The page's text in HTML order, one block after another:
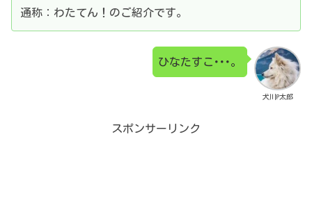
通称：わたてん！のご紹介です。
犬川P太郎
ひなたすこ･･･。
スポンサーリンク